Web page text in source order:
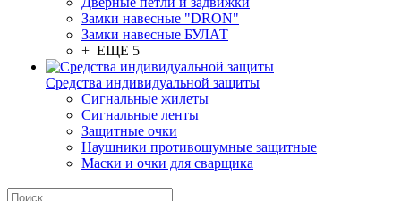
Замки навесные "DRON"
Замки навесные БУЛАТ
+ ЕЩЕ 5
Средства индивидуальной защиты
Сигнальные жилеты
Сигнальные ленты
Защитные очки
Наушники противошумные защитные
Маски и очки для сварщика